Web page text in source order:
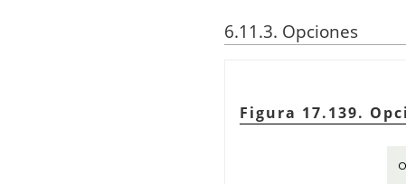
6.11.3. Opciones
Figura 17.139.